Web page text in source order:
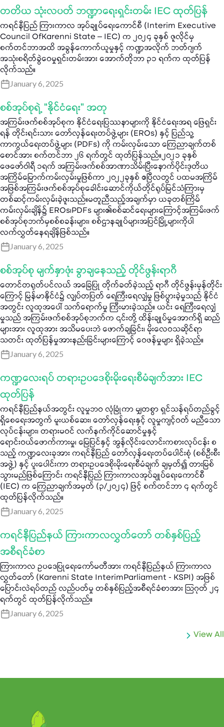
တတိယ သုံးလပတ် ဘဏ္ဍာရေးရှင်းတမ်း IEC ထုတ်ပြန်
ကရင်နီပြည် ကြားကာလ အုပ်ချုပ်ရေးကောင်စီ (Interim Executive
Council OfKarenni State – IEC) က ၂၀၂၄ ခုနှစ် ဇူလိုင်မှ
စက်တင်ဘာအထိ အခွန်ကောက်ယူမှုနှင့် ကဏ္ဍအလိုက် ဘတ်ဂျက်
အသုံးစရိတ်ခွဲဝေမှုရှင်းတမ်းအား အောက်တိုဘာ ၃၁ ရက်က ထုတ်ပြန်
လိုက်သည်။
January 6, 2025
စစ်အုပ်စုရဲ့ “နိုင်ငံရေး” အတု
အကြမ်းဖက်စစ်အုပ်စုက နိုင်ငံရေးပြဿနာများကို နိုင်ငံရေးအရ ဖြေရှင်း
ရန် တိုင်းရင်းသား တော်လှန်ရေးတပ်ဖွဲ့များ (EROs) နှင့် ပြည်သူ့
ကာကွယ်ရေးတပ်ဖွဲ့များ (PDFs) ကို ကမ်းလှမ်းသော ကြေညာချက်တစ်
စောင်အား စက်တင်ဘာ ၂၆ ရက်တွင် ထုတ်ပြန်သည်။၂၀၂၁ ခုနှစ်
ဖေဖော်ဝါရီ ၁ရက် အကြမ်းဖက်စစ်အာဏာသိမ်းပြီးနောက်ပိုင်းဒုတိယ
အကြိမ်မြောက်ကမ်းလှမ်းမှုဖြစ်ကာ ၂၀၂၂ခုနှစ် ဧပြီလတွင် ပထမအကြိမ်
အဖြစ်အကြမ်းဖက်စစ်အုပ်စုခေါင်းဆောင်ကိုယ်တိုင်ရုပ်မြင်သံကြားမှ
တစ်ဆင့်ကမ်းလှမ်းခဲ့ဖူးသည်။မတူညီသည့်အချက်မှာ ယခုတစ်ကြိမ်
ကမ်းလှမ်းချိန်၌ EROs၊PDFs များ၏စစ်ဆင်ရေးများကြောင့်အကြမ်းဖက်
စစ်အုပ်စုဘက်မှစစ်စခန်းများ၊ စစ်ဌာနချုပ်များအပြင်မြို့များကိုပါ
လက်လွှတ်နေရချိန်ဖြစ်သည်။
January 6, 2025
စစ်အုပ်စု မျက်နှာဖုံး ခွာချနေသည့် တိုင်ဖွန်းရာဂီ
တောင်တရုတ်ပင်လယ် အခြေပြု တိုက်ခတ်ခဲ့သည့် ရာဂီ တိုင်ဖွန်းမုန်တိုင်း
ကြောင့် မြန်မာနိုင်ငံ၌ လျှပ်တပြတ် ရေကြီးရေလျှံမှု ဖြစ်ပွားခဲ့မှုသည် နိုင်ငံ
အတွင်း လူထုအပေါ် သက်ရောက်မှု ကြီးမားခဲ့သည်။ ယင်း ရေကြီးရေလျှံ
မှုသည် အကြမ်းဖက်စစ်အုပ်စုဘက်က ၎င်းတို့ ထိန်းချုပ်မှုအောက်ရှိ ဆည်
များအား လူထုအား အသိမပေးဘဲ ဖောက်ချခြင်း၊ မိုးလေဝသဆိုင်ရာ
သတင်း ထုတ်ပြန်မှုအားနည်းခြင်းများကြောင့် ဝေဖန်မှုများ ရှိခဲ့သည်။
January 6, 2025
ကဏ္ဍလေးရပ် တရားဥပဒေစိုးမိုးရေးစီမံချက်အား IEC
ထုတ်ပြန်
ကရင်နီပြည်နယ်အတွင်း လူမှုဘဝ လုံခြုံကာ မျှတစွာ ရှင်သန်ရပ်တည်ခွင့်
ရှိစေရေးအတွက် မူးယစ်ဆေး၊ တော်လှန်ရေးနှင့် လူမှုကျင့်ဝတ် မညီသော
လုပ်ငန်းများ၊ တရားမဝင် လက်နက်ကိုင်ဆောင်မှုနှင့်
ရောင်းဝယ်ဖောက်ကားမှု၊ မြေပြင်နှင့် အွန်လိုင်းလောင်းကစားလုပ်ငန်း စ
သည့် ကဏ္ဍလေးခုအား ကရင်နီပြည် တော်လှန်ရေးတပ်ပေါင်းစုံ (စစ်ဦးစီး
အဖွဲ့) နှင့် ပူးပေါင်းကာ တရားဥပဒေစိုးမိုးရေးစီမံချက် ချမှတ်၍ တားမြစ်
သွားမည်ဖြစ်ကြောင်း ကရင်နီပြည် ကြားကာလအုပ်ချုပ်ရေးကောင်စီ
(IEC) က ကြေညာချက်အမှတ် (၃/၂၀၂၄) ဖြင့် စက်တင်ဘာ ၄ ရက်တွင်
ထုတ်ပြန်လိုက်သည်။
January 6, 2025
ကရင်နီပြည်နယ် ကြားကာလလွှတ်တော် တစ်နှစ်ပြည့်
အစီရင်ခံစာ
ကြားကာလ ဥပဒေပြုရေးကော်မတီအား ကရင်နီပြည်နယ် ကြားကာလ
လွှတ်တော် (Karenni State InterimParliament - KSPI) အဖြစ်
ပြောင်းလဲရပ်တည် လည်ပတ်မှု တစ်နှစ်ပြည့်အစီရင်ခံစာအား သြဂုတ် ၂၄
ရက်တွင် ထုတ်ပြန်လိုက်သည်။
January 6, 2025
View All